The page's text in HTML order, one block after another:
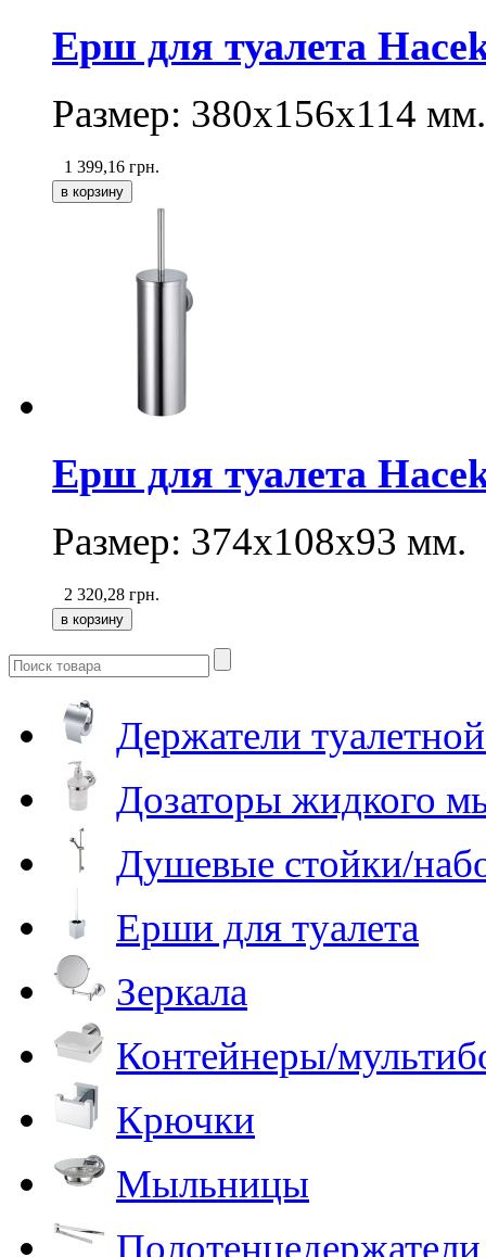
Ерш для туалета
Размер: 380х156х114 мм.
1 399,16 грн.
Ерш для туалета
Размер: 374х108х93 мм.
2 320,28 грн.
Держатели
Дозаторы жидкого
Душевые стойки/
Ерши для туалета
Зеркала
Контейнеры/
Крючки
Мыльницы
Полотенцедержатели